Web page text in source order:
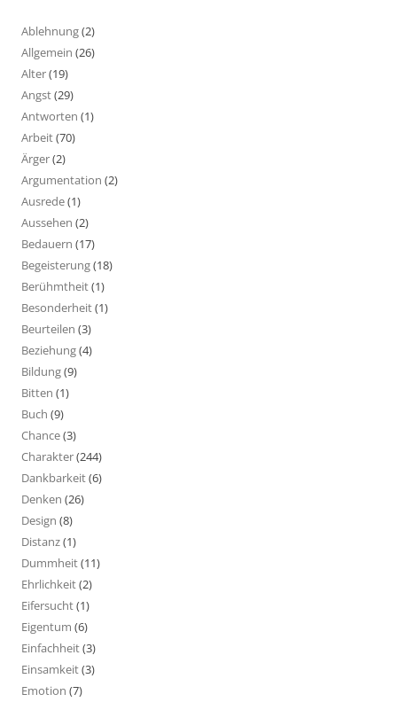
Ablehnung(2)
Allgemein (26)
Alter(19)
Angst(29)
Antworten (1)
Arbeit(70)
Ärger(2)
Argumentation (2)
Ausrede(1)
Aussehen (2)
Bedauern (17)
Begeisterung(18)
Berühmtheit(1)
Besonderheit(1)
Beurteilen (3)
Beziehung(4)
Bildung(9)
Bitten (1)
Buch (9)
Chance(3)
Charakter(244)
Dankbarkeit(6)
Denken (26)
Design (8)
Distanz(1)
Dummheit(11)
Ehrlichkeit(2)
Eifersucht(1)
Eigentum (6)
Einfachheit(3)
Einsamkeit(3)
Emotion (7)